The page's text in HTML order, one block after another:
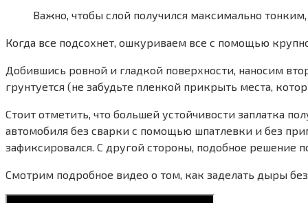
Важно, чтобы слой получился максимально
Когда все подсохнет, ошкуриваем все с помощью
Добившись ровной и гладкой поверхности, наносим
грунтуется (не забудьте пленкой прикрыть места,
Стоит отметить, что большей устойчивости заплатка
автомобиля без сварки с помощью шпатлевки и без
зафиксировался. С другой стороны, подобное решение
Смотрим подробное видео о том, как заделать дыры